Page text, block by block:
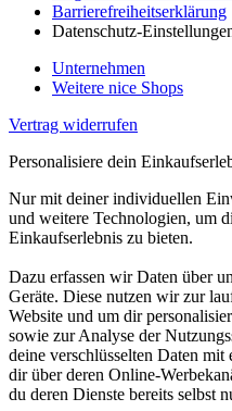
Barrierefreiheitserklärung
Datenschutz-
Unternehmen
Weitere nice Shops
Vertrag widerrufen
Personalisiere dein
Nur mit deiner individuellen
und weitere Technologien, um
Einkaufserlebnis zu bieten.
Dazu erfassen wir Daten über
Geräte. Diese nutzen wir zur
Website und um dir
sowie zur Analyse der
deine verschlüsselten Daten
dir über deren Online-
du deren Dienste bereits selbst